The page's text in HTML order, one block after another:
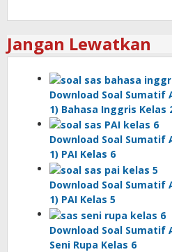
Jangan Lewatkan
Download Soal Sumatif
1) Bahasa Inggris Kelas
Download Soal Sumatif
1) PAI Kelas 6
Download Soal Sumatif
1) PAI Kelas 5
Download Soal Sumatif
Seni Rupa Kelas 6